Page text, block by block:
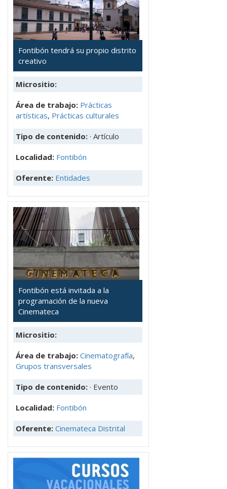
Fontibón tendrá su propio distrito
creativo
Micrositio:
Área de trabajo: Prácticas
artísticas, Prácticas culturales
Tipo de contenido: · Artículo
Localidad: Fontibón
Oferente: Entidades
Fontibón está invitada a la
programación de la nueva
Cinemateca
Micrositio:
Área de trabajo: Cinematografía,
Grupos transversales
Tipo de contenido: · Evento
Localidad: Fontibón
Oferente: Cinemateca Distrital